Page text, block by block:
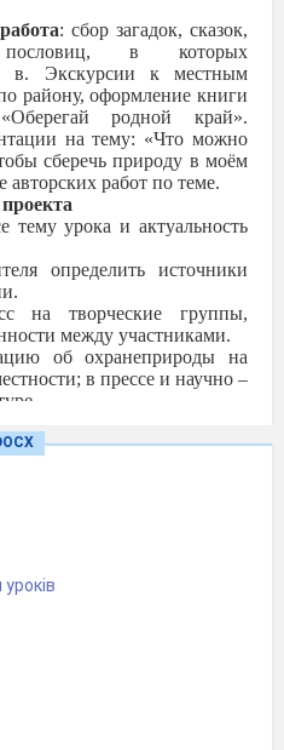
: сбор загадок, сказок,
пословиц, в которых
в. Экскурсии к местным
району, оформление книги
родной край».
на тему: «Что можно
сберечь природу в моём
авторских работ по теме.
тему урока и актуальность
определить источники
на творческие группы,
между участниками.
об охранеприроды на
в прессе и научно –
– раскладушку «Оберегай
проекта.
компьютеры, диск со
работы детей, макет